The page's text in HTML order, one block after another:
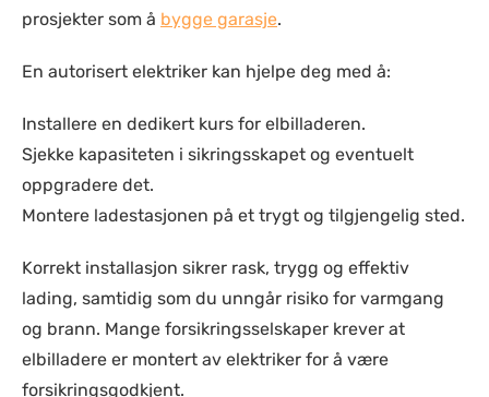
prosjekter som å bygge garasje.
En autorisert elektriker kan hjelpe deg med å:
Installere en dedikert kurs for elbilladeren.
Sjekke kapasiteten i sikringsskapet og eventuelt
oppgradere det.
Montere ladestasjonen på et trygt og tilgjengelig sted.
Korrekt installasjon sikrer rask, trygg og effektiv
lading, samtidig som du unngår risiko for varmgang
og brann. Mange forsikringsselskaper krever at
elbilladere er montert av elektriker for å være
forsikringsgodkjent.